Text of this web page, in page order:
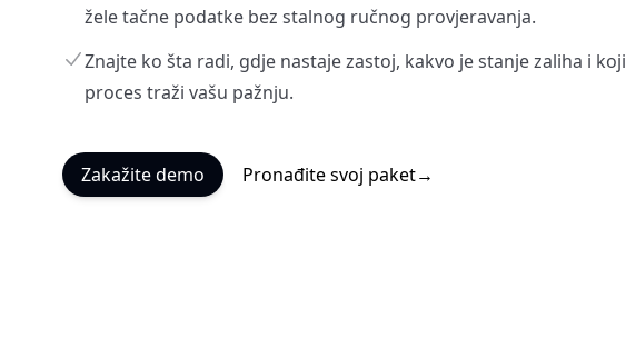
žele tačne podatke bez stalnog ručnog provjeravanja.
Znajte ko šta radi, gdje nastaje zastoj, kakvo je stanje zaliha i koji
proces traži vašu pažnju.
Zakažite demo Pronađite svoj paket→